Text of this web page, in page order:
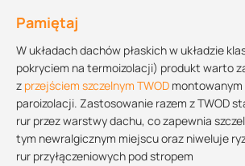
Pamiętaj
W układach dachów płaskich w układzie
pokryciem na termoizolacji) produkt warto
z przejściem szczelnym TWOD montowanym
paroizolacji. Zastosowanie razem z TWOD
rur przez warstwy dachu, co zapewnia
tym newralgicznym miejscu oraz niweluje
rur przyłączeniowych pod stropem